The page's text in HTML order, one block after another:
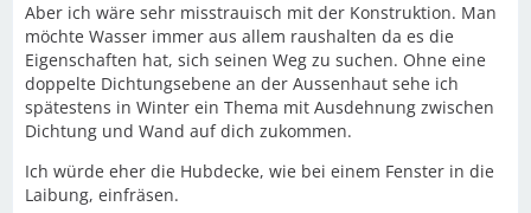
Aber ich wäre sehr misstrauisch mit der Konstruktion. Man
möchte Wasser immer aus allem raushalten da es die
Eigenschaften hat, sich seinen Weg zu suchen. Ohne eine
doppelte Dichtungsebene an der Aussenhaut sehe ich
spätestens in Winter ein Thema mit Ausdehnung zwischen
Dichtung und Wand auf dich zukommen.
Ich würde eher die Hubdecke, wie bei einem Fenster in die
Laibung, einfräsen.